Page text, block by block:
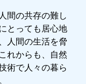
間の共存の難し
とっても居心地
人間の生活を脅
れからも、自然
術で人々の暮ら